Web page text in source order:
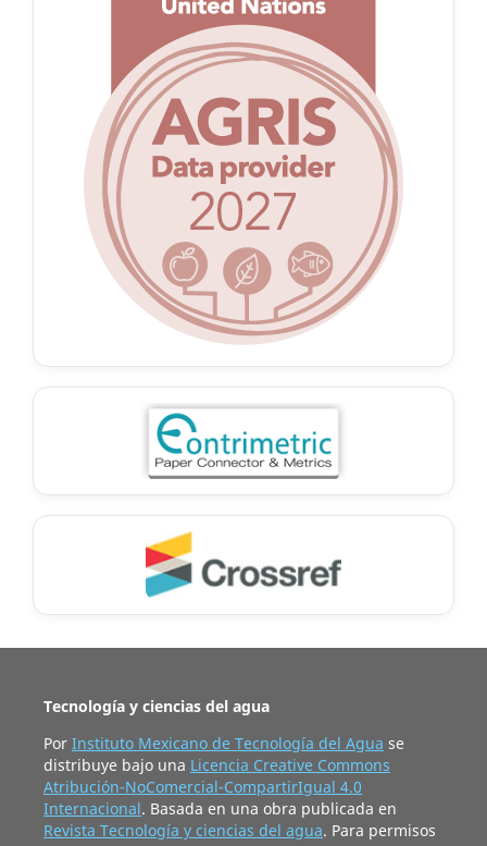
Tecnología y ciencias del agua
Por Instituto Mexicano de Tecnología del Agua se
distribuye bajo una Licencia Creative Commons
Atribución-NoComercial-CompartirIgual 4.0
Internacional. Basada en una obra publicada en
Revista Tecnología y ciencias del agua. Para permisos